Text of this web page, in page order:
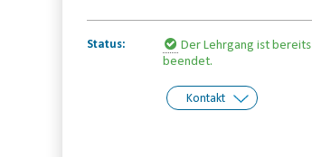
Status:
Der Lehrgang ist bereits
beendet.
Kontakt